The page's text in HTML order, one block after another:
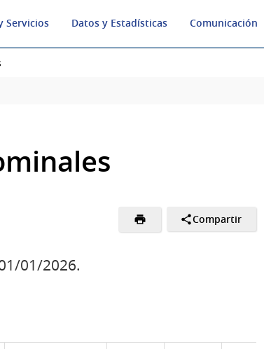
Servicios Datos y Estadísticas Comunicación
Compartir
01/2026.